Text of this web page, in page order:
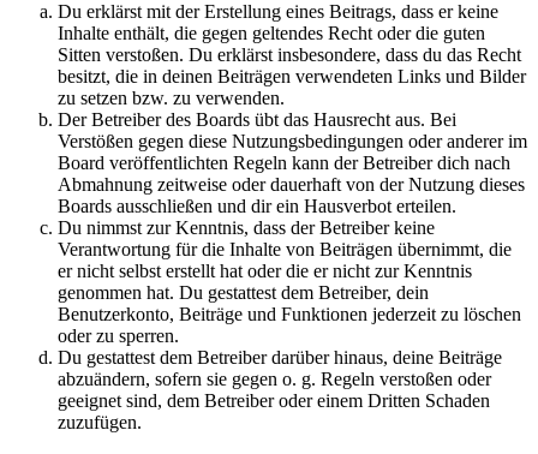
Du erklärst mit der Erstellung eines Beitrags, dass er keine
Inhalte enthält, die gegen geltendes Recht oder die guten
Sitten verstoßen. Du erklärst insbesondere, dass du das Recht
besitzt, die in deinen Beiträgen verwendeten Links und Bilder
zu setzen bzw. zu verwenden.
Der Betreiber des Boards übt das Hausrecht aus. Bei
Verstößen gegen diese Nutzungsbedingungen oder anderer im
Board veröffentlichten Regeln kann der Betreiber dich nach
Abmahnung zeitweise oder dauerhaft von der Nutzung dieses
Boards ausschließen und dir ein Hausverbot erteilen.
Du nimmst zur Kenntnis, dass der Betreiber keine
Verantwortung für die Inhalte von Beiträgen übernimmt, die
er nicht selbst erstellt hat oder die er nicht zur Kenntnis
genommen hat. Du gestattest dem Betreiber, dein
Benutzerkonto, Beiträge und Funktionen jederzeit zu löschen
oder zu sperren.
Du gestattest dem Betreiber darüber hinaus, deine Beiträge
abzuändern, sofern sie gegen o. g. Regeln verstoßen oder
geeignet sind, dem Betreiber oder einem Dritten Schaden
zuzufügen.